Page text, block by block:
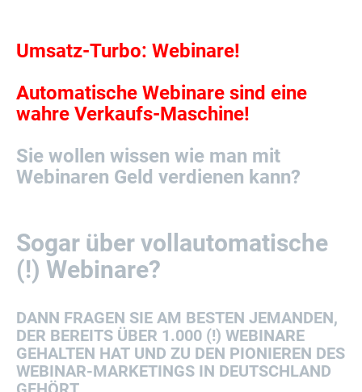
Umsatz-Turbo: Webinare!
Automatische Webinare sind eine
wahre Verkaufs-Maschine!
Sie wollen wissen wie man mit
Webinaren Geld verdienen kann?
Sogar über vollautomatische
(!) Webinare?
DANN FRAGEN SIE AM BESTEN JEMANDEN,
DER BEREITS ÜBER 1.000 (!) WEBINARE
GEHALTEN HAT UND ZU DEN PIONIEREN DES
WEBINAR-MARKETINGS IN DEUTSCHLAND